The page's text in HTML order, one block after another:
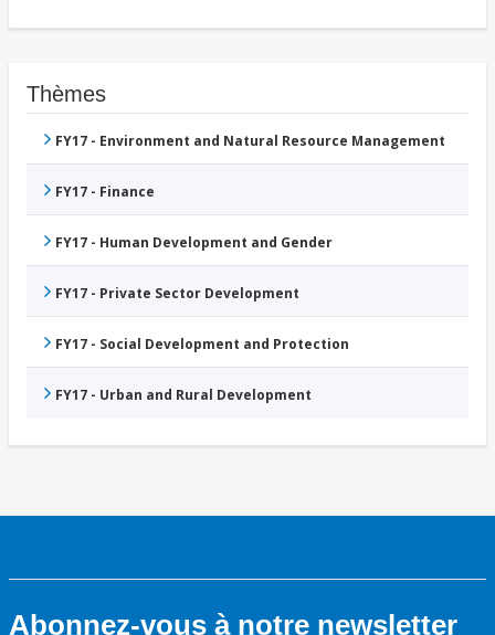
Thèmes
FY17 - Environment and Natural Resource Management
FY17 - Finance
FY17 - Human Development and Gender
FY17 - Private Sector Development
FY17 - Social Development and Protection
FY17 - Urban and Rural Development
Abonnez-vous à notre newsletter